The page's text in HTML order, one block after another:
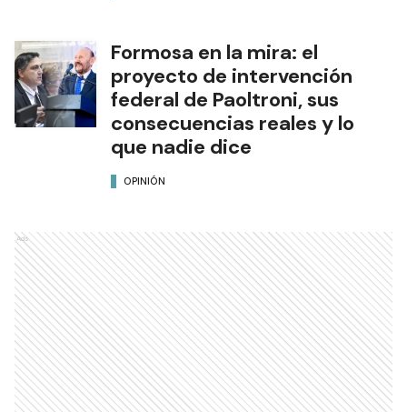
Formosa en la mira: el
proyecto de intervención
federal de Paoltroni, sus
consecuencias reales y lo
que nadie dice
OPINIÓN
Ads